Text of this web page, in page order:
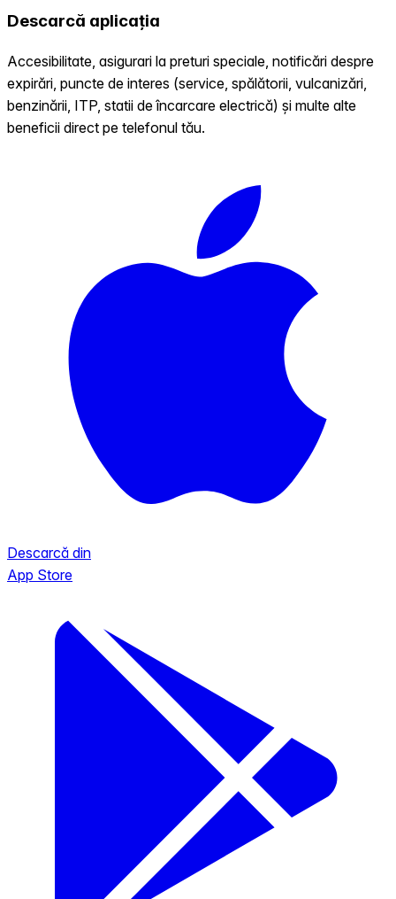
Descarcă aplicația
Accesibilitate, asigurari la preturi speciale, notificări despre
expirări, puncte de interes (service, spălătorii, vulcanizări,
benzinării, ITP, statii de încarcare electrică) și multe alte
beneficii direct pe telefonul tău.
Descarcă din
App Store